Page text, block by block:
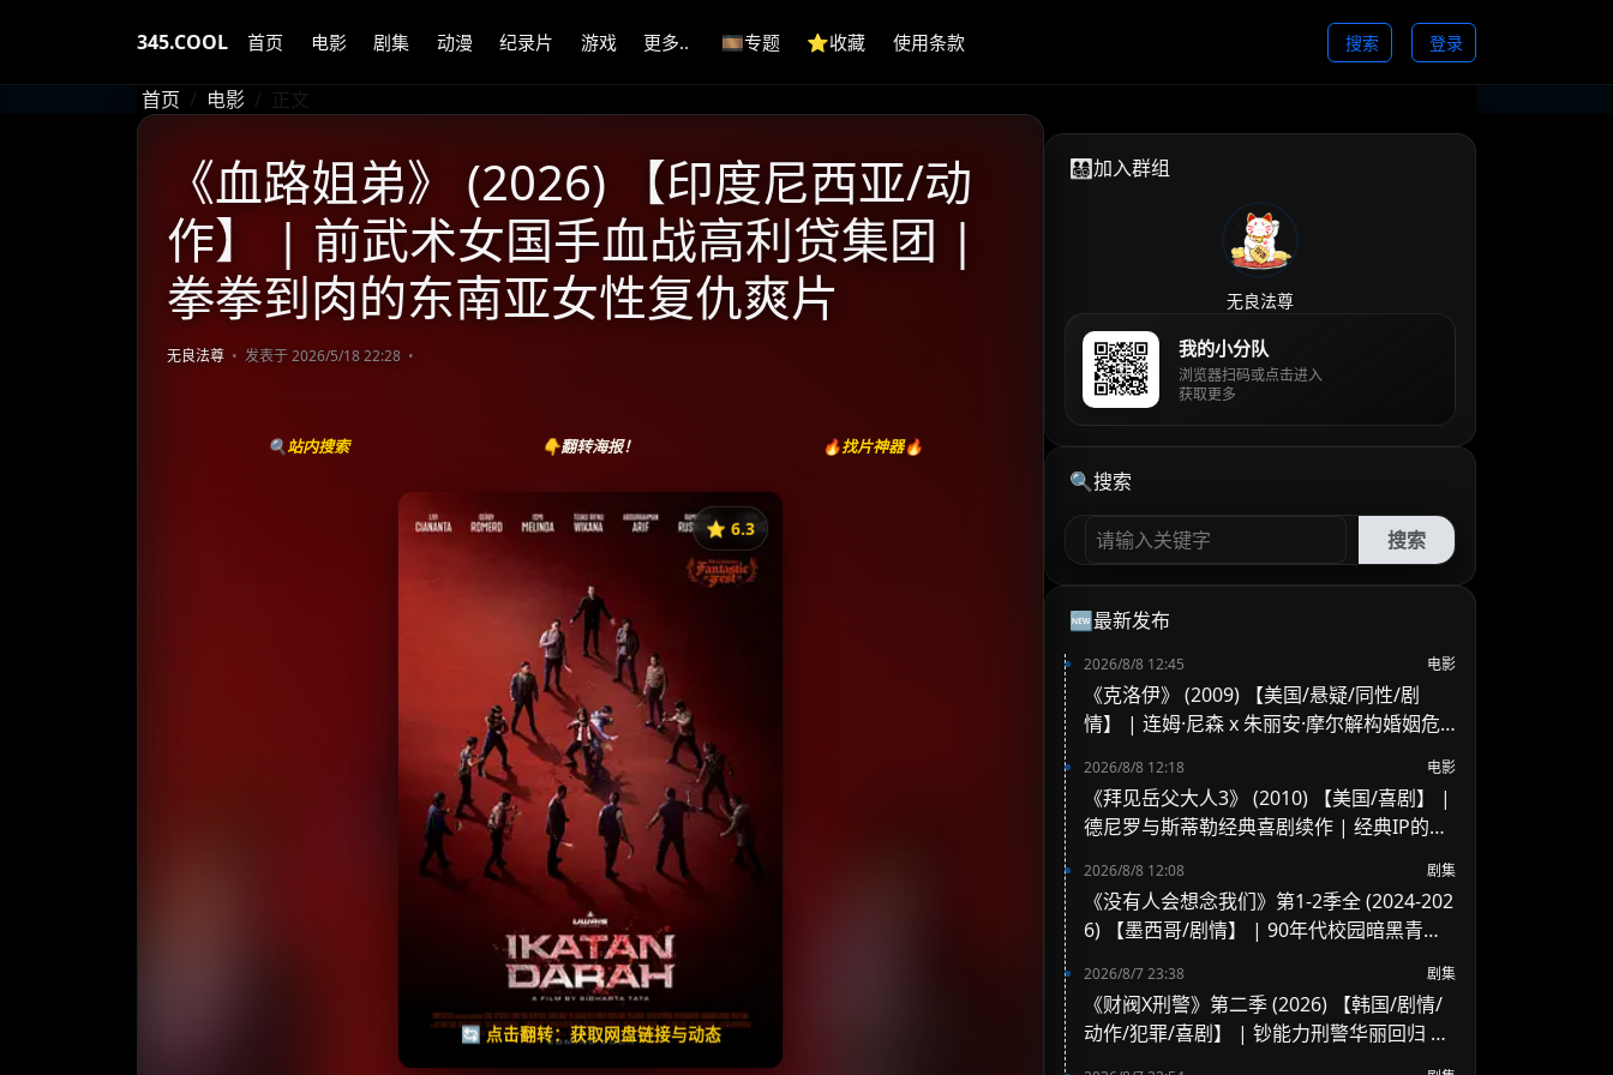
345.COOL 首页 电影 剧集 动漫 纪录片 游戏 更多.. 🎞️专题 ⭐️收藏 使用条款 搜索 登录
首页 电影 正文
《血路姐弟》 (2026) 【印度尼西亚/动
作】 | 前武术女国手血战高利贷集团 |
拳拳到肉的东南亚女性复仇爽片
无良法尊 发表于 2026/5/18 22:28
🔍站内搜索 👇翻转海报！ 🔥找片神器🔥
⭐️ 6.3
🔄 点击翻转：获取网盘链接与动态
⭐️ 评分：6.3 | 🎬 2026年
夸克网盘
百度网盘
失效请反馈
🧧️
天天领红包
👨‍👩‍👧‍👦加入群组
无良法尊
我的小分队
浏览器扫码或点击进入
获取更多
🔍搜索
搜索
🆕最新发布
2026/8/8 12:45 电影
《克洛伊》 (2009) 【美国/悬疑/同性/剧
情】 | 连姆·尼森 x 朱丽安·摩尔解构婚姻危
2026/8/8 12:18 电影
《拜见岳父大人3》 (2010) 【美国/喜剧】 |
德尼罗与斯蒂勒经典喜剧续作 | 经典IP的温
2026/8/8 12:08 剧集
《没有人会想念我们》第1-2季全 (2024-202
6) 【墨西哥/剧情】 | 90年代校园暗黑青春
2026/8/7 23:38 剧集
《财阀X刑警》第二季 (2026) 【韩国/剧情/
动作/犯罪/喜剧】 | 钞能力刑警华丽回归 |